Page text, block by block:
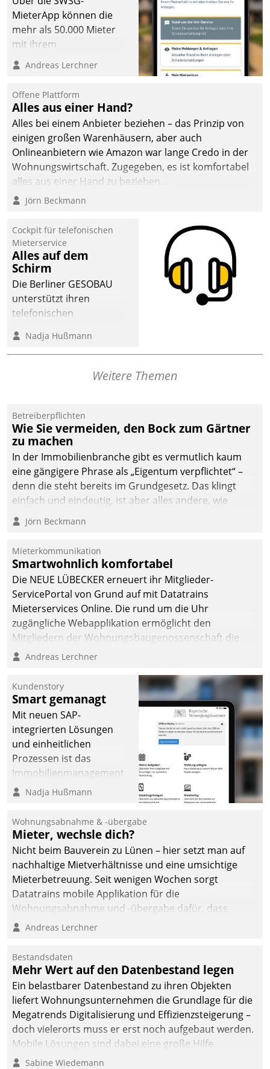
MieterApp können die
mehr als 50.000 Mieter
mit ihrem
Wohnungsunternehmen
kommunizieren, auf dem
einsehen und ändern
oder
Schadensmeldungen
abgeben – rund um die
Uhr.
Andreas Lerchner
Offene Plattform
Alles aus einer Hand?
Alles bei einem Anbieter beziehen – das Prinzip von
einigen großen Warenhäusern, aber auch
Onlineanbietern wie Amazon war lange Credo in der
Wohnungswirtschaft. Zugegeben, es ist komfortabel
alles aus einer Hand zu beziehen...
Jörn Beckmann
Cockpit für telefonischen
Mieterservice
Alles auf dem
Schirm
Die Berliner GESOBAU
unterstützt ihren
telefonischen
digitalen Cockpit, das
situationsbezogen
passende Fragen und
Dialogführung ermöglicht
dem externen
Serviceteam, Anrufe von
Mietenden zügiger und
effizienter zu bearbeiten.
Nadja Hußmann
Weitere Themen
Betreiberpflichten
Wie Sie vermeiden, den Bock zum Gärtner
zu machen
In der Immobilienbranche gibt es vermutlich kaum
eine gängigere Phrase als „Eigentum verpflichtet“ –
denn die steht bereits im Grundgesetz. Das klingt
einfach und eindeutig, ist aber alles andere, wie
Branchenbeschäftigte wissen. Denn mit der
Verantwortung folgen Verpflichtungen.
Jörn Beckmann
Mieterkommunikation
Smartwohnlich komfortabel
Die NEUE LÜBECKER erneuert ihr Mitglieder-
ServicePortal von Grund auf mit Datatrains
Mieterservices Online. Die rund um die Uhr
zugängliche Webapplikation ermöglicht den
Mitgliedern der Wohnungs­bau­genossenschaft die
Kontaktaufnahme per Smartphone, Tablet oder PC.
Andreas Lerchner
Kundenstory
Smart gemanagt
Mit neuen SAP-
integrierten Lösungen
und einheitlichen
Prozessen ist das
Immobilienmanagement
der Bayerischen
Ressort Kapitalanlage für
künftige Aufgaben und
Herausforderungen
gerüstet.
Nadja Hußmann
Wohnungsabnahme & -übergabe
Mieter, wechsle dich?
Nicht beim Bauverein zu Lünen – hier setzt man auf
nachhaltige Mietverhältnisse und eine umsichtige
Mieterbetreuung. Seit wenigen Wochen sorgt
Datatrains mobile Applikation für die
Wohnungsabnahme und -übergabe dafür, dass
Mieter wohlgeordnet kommen und, so es sein muss,
Andreas Lerchner
Bestandsdaten
Mehr Wert auf den Datenbestand legen
Ein belastbarer Datenbestand zu ihren Objekten
liefert Wohnungsunternehmen die Grundlage für die
Megatrends Digitalisierung und Effizienzsteigerung –
doch vielerorts muss er erst noch aufgebaut werden.
Mobile Lösungen sind dabei eine große Hilfe.
Sabine Wiedemann